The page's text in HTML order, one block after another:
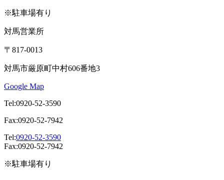
※駐車場有り
対馬営業所
〒817-0013
対馬市厳原町中村606番地3
Google Map
Tel:0920-52-3590
Fax:0920-52-7942
Tel:0920-52-3590
Fax:0920-52-7942
※駐車場有り